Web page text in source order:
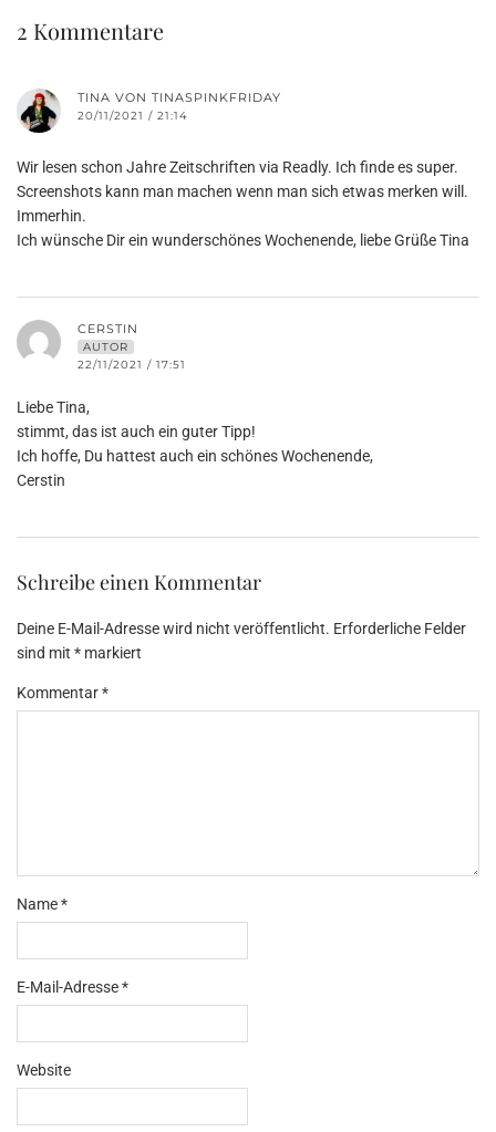
2 Kommentare
TINA VON TINASPINKFRIDAY
20/11/2021 / 21:14
Wir lesen schon Jahre Zeitschriften via Readly. Ich finde es super.
Screenshots kann man machen wenn man sich etwas merken will.
Immerhin.
Ich wünsche Dir ein wunderschönes Wochenende, liebe Grüße Tina
CERSTIN
AUTOR
22/11/2021 / 17:51
Liebe Tina,
stimmt, das ist auch ein guter Tipp!
Ich hoffe, Du hattest auch ein schönes Wochenende,
Cerstin
Schreibe einen Kommentar
Deine E-Mail-Adresse wird nicht veröffentlicht. Erforderliche Felder
sind mit * markiert
Kommentar*
Name*
E-Mail-Adresse*
Website